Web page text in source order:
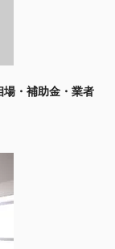
場・補助金・業者